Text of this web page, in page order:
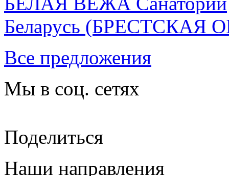
Беларусь (БРЕСТСКАЯ
Все предложения
Мы в соц. сетях
Поделиться
Наши направления